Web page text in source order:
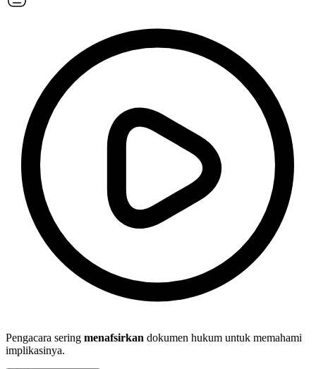
Pengacara sering menafsirkan dokumen hukum untuk memahami
implikasinya.